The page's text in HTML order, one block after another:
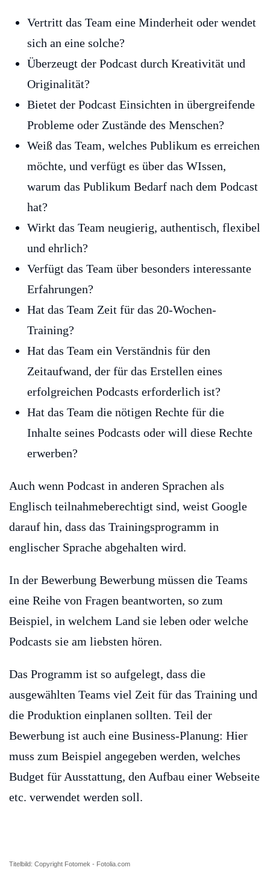
Vertritt das Team eine Minderheit oder wendet
sich an eine solche?
Überzeugt der Podcast durch Kreativität und
Originalität?
Bietet der Podcast Einsichten in übergreifende
Probleme oder Zustände des Menschen?
Weiß das Team, welches Publikum es erreichen
möchte, und verfügt es über das WIssen,
warum das Publikum Bedarf nach dem Podcast
hat?
Wirkt das Team neugierig, authentisch, flexibel
und ehrlich?
Verfügt das Team über besonders interessante
Erfahrungen?
Hat das Team Zeit für das 20-Wochen-
Training?
Hat das Team ein Verständnis für den
Zeitaufwand, der für das Erstellen eines
erfolgreichen Podcasts erforderlich ist?
Hat das Team die nötigen Rechte für die
Inhalte seines Podcasts oder will diese Rechte
erwerben?
Auch wenn Podcast in anderen Sprachen als
Englisch teilnahmeberechtigt sind, weist Google
darauf hin, dass das Trainingsprogramm in
englischer Sprache abgehalten wird.
In der Bewerbung Bewerbung müssen die Teams
eine Reihe von Fragen beantworten, so zum
Beispiel, in welchem Land sie leben oder welche
Podcasts sie am liebsten hören.
Das Programm ist so aufgelegt, dass die
ausgewählten Teams viel Zeit für das Training und
die Produktion einplanen sollten. Teil der
Bewerbung ist auch eine Business-Planung: Hier
muss zum Beispiel angegeben werden, welches
Budget für Ausstattung, den Aufbau einer Webseite
etc. verwendet werden soll.
Titelbild: Copyright Fotomek - Fotolia.com